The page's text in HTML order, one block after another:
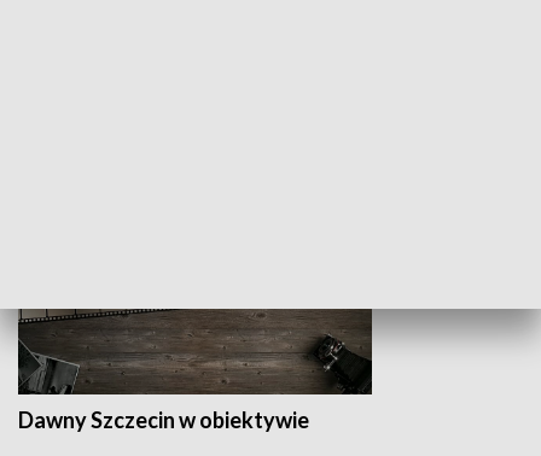
Dawny Szczecin w obiektywie